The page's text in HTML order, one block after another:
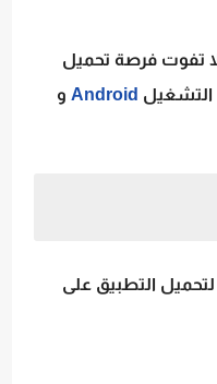
تفوت فرصة تحميل
التشغيل Android و
التطبيق على